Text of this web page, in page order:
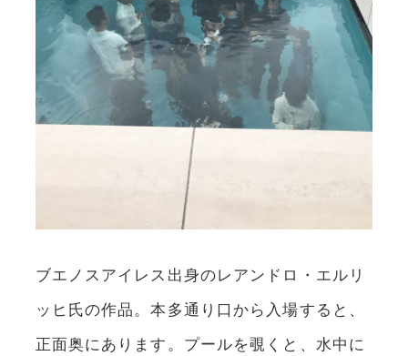
ブエノスアイレス出身のレアンドロ・エルリ
ッヒ氏の作品。本多通り口から入場すると、
正面奥にあります。プールを覗くと、水中に